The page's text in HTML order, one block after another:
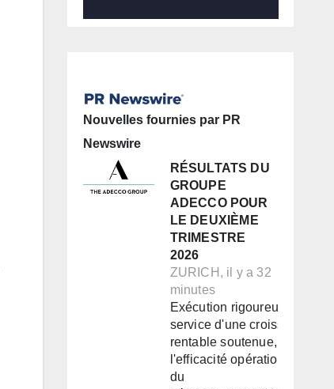
Nouvelles fournies par PR
Newswire
RÉSULTATS DU
GROUPE
ADECCO POUR
LE DEUXIÈME
TRIMESTRE
2026
ZURICH, il y a 32
minutes
Exécution rigoureuse au
service d'une croissance
rentable soutenue, de
l'efficacité opérationnelle et
du